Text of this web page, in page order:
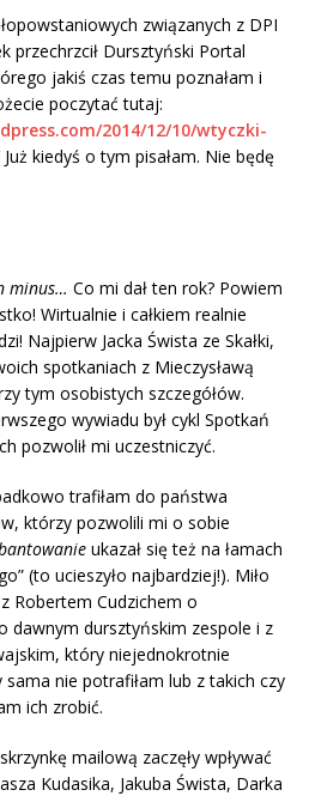
związanych z DPI
przechrzcił Dursztyński Portal
jakiś czas temu poznałam i
poczytać tutaj:
2014/12/10/wtyczki-
Już kiedyś o tym pisałam. Nie będę
minus… Co mi dał ten rok? Powiem
Wirtualnie i całkiem realnie
Najpierw Jacka Śwista ze Skałki,
spotkaniach z Mieczysławą
tym osobistych szczegółów.
wywiadu był cykl Spotkań
pozwolił mi uczestniczyć.
trafiłam do państwa
którzy pozwolili mi o sobie
ukazał się też na łamach
(to ucieszyło najbardziej!). Miło
Robertem Cudzichem o
dawnym dursztyńskim zespole i z
który niejednokrotnie
nie potrafiłam lub z takich czy
ich zrobić.
mailową zaczęły wpływać
Kudasika, Jakuba Śwista, Darka